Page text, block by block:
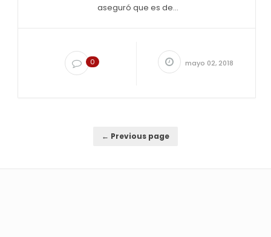
aseguró que es de...
0 mayo 02, 2018
← Previous page